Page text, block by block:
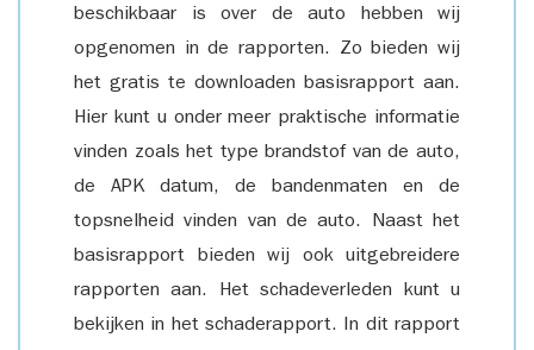
beschikbaar is over de auto hebben wij
opgenomen in de rapporten. Zo bieden wij
het gratis te downloaden basisrapport aan.
Hier kunt u onder meer praktische informatie
vinden zoals het type brandstof van de auto,
de APK datum, de bandenmaten en de
topsnelheid vinden van de auto. Naast het
basisrapport bieden wij ook uitgebreidere
rapporten aan. Het schadeverleden kunt u
bekijken in het schaderapport. In dit rapport